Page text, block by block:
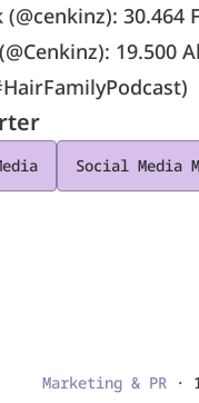
(@cenkinz): 30.464
19.500
Social Media
Marketing & PR ·